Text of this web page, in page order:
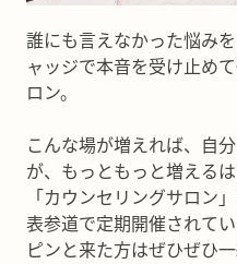
誰にも言えなかった悩み
ャッジで本音を受け止め
ロン。
こんな場が増えれば、自
が、もっともっと増える
「カウンセリングサロン
表参道で定期開催されて
ピンと来た方はぜひぜひ